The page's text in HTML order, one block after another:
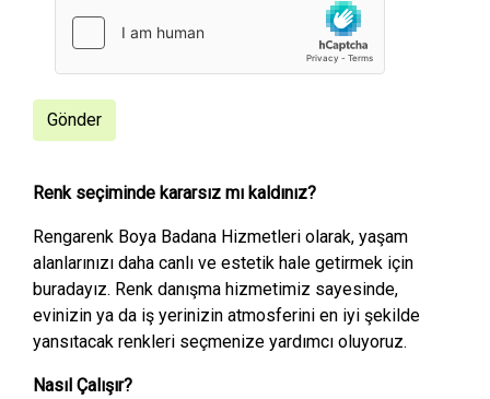
Gönder
Renk seçiminde kararsız mı kaldınız?
Rengarenk Boya Badana Hizmetleri olarak, yaşam
alanlarınızı daha canlı ve estetik hale getirmek için
buradayız. Renk danışma hizmetimiz sayesinde,
evinizin ya da iş yerinizin atmosferini en iyi şekilde
yansıtacak renkleri seçmenize yardımcı oluyoruz.
Nasıl Çalışır?